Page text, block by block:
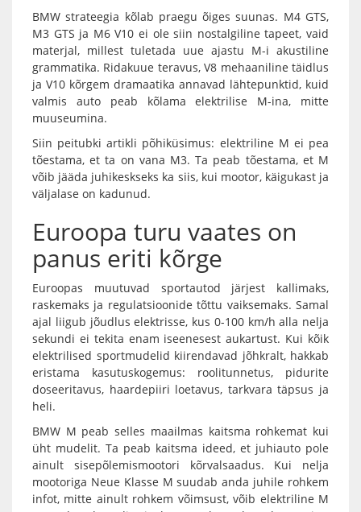
BMW strateegia kõlab praegu õiges suunas. M4 GTS,
M3 GTS ja M6 V10 ei ole siin nostalgiline tapeet, vaid
materjal, millest tuletada uue ajastu M-i akustiline
grammatika. Ridakuue teravus, V8 mehaaniline täidlus
ja V10 kõrgem dramaatika annavad lähtepunktid, kuid
valmis auto peab kõlama elektrilise M-ina, mitte
muuseumina.
Siin peitubki artikli põhiküsimus: elektriline M ei pea
tõestama, et ta on vana M3. Ta peab tõestama, et M
võib jääda juhikeskseks ka siis, kui mootor, käigukast ja
väljalase on kadunud.
Euroopa turu vaates on
panus eriti kõrge
Euroopas muutuvad sportautod järjest kallimaks,
raskemaks ja regulatsioonide tõttu vaiksemaks. Samal
ajal liigub jõudlus elektrisse, kus 0-100 km/h alla nelja
sekundi ei tekita enam iseenesest aukartust. Kui kõik
elektrilised sportmudelid kiirendavad jõhkralt, hakkab
eristama kasutuskogemus: roolitunnetus, pidurite
doseeritavus, haardepiiri loetavus, tarkvara täpsus ja
heli.
BMW M peab selles maailmas kaitsma rohkemat kui
üht mudelit. Ta peab kaitsma ideed, et juhiauto pole
ainult sisepõlemismootori kõrvalsaadus. Kui nelja
mootoriga Neue Klasse M suudab anda juhile rohkem
infot, mitte ainult rohkem võimsust, võib elektriline M